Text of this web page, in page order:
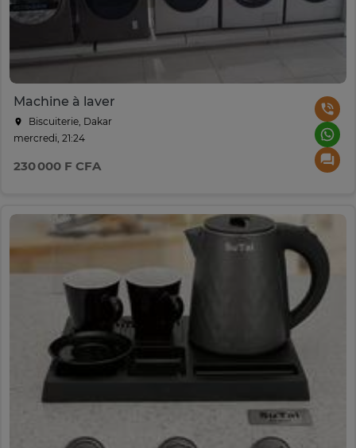
Machine à laver
Biscuiterie, Dakar
mercredi, 21:24
230 000 F CFA